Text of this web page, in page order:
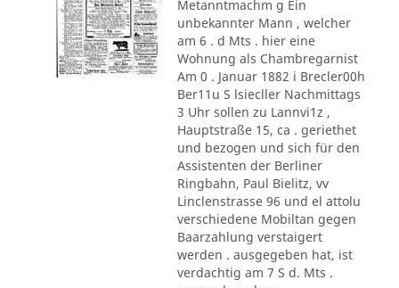
Metanntmachm g Ein
unbekannter Mann , welcher
am 6 . d Mts . hier eine
Wohnung als Chambregarnist
Am 0 . Januar 1882 i Brecler00h
Ber11u S lsiecller Nachmittags
3 Uhr sollen zu Lannvi1z ,
Hauptstraße 15, ca . geriethet
und bezogen und sich für den
Assistenten der Berliner
Ringbahn, Paul Bielitz, vv
Linclenstrasse 96 und el attolu
verschiedene Mobiltan gegen
Baarzahlung verstaigert
werden . ausgegeben hat, ist
verdachtig am 7 S d. Mts .